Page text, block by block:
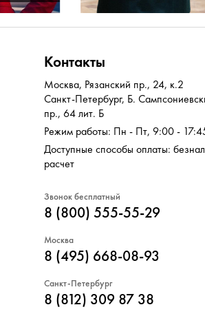
Контакты
Москва, Рязанский пр., 24, к.2
Санкт-Петербург, Б.
пр., 64 лит. Б
Режим работы: Пн - Пт, 9:00 -
Доступные способы оплаты:
расчет
Звонок бесплатный
8 (800) 555-55-29
Москва
8 (495) 668-08-93
Санкт-Петербург
8 (812) 309 87 38